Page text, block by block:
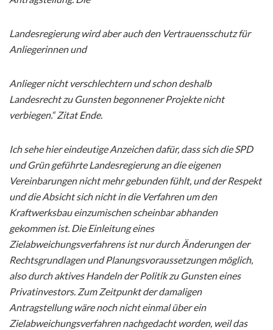
Landesregierung wird aber auch den Vertrauensschutz für
Anliegerinnen und
Anlieger nicht verschlechtern und schon deshalb
Landesrecht zu Gunsten begonnener Projekte nicht
verbiegen.“ Zitat Ende.
Ich sehe hier eindeutige Anzeichen dafür, dass sich die SPD
und Grün geführte Landesregierung an die eigenen
Vereinbarungen nicht mehr gebunden fühlt, und der Respekt
und die Absicht sich nicht in die Verfahren um den
Kraftwerksbau einzumischen scheinbar abhanden
gekommen ist. Die Einleitung eines
Zielabweichungsverfahrens ist nur durch Änderungen der
Rechtsgrundlagen und Planungsvoraussetzungen möglich,
also durch aktives Handeln der Politik zu Gunsten eines
Privatinvestors. Zum Zeitpunkt der damaligen
Antragstellung wäre noch nicht einmal über ein
Zielabweichungsverfahren nachgedacht worden, weil das